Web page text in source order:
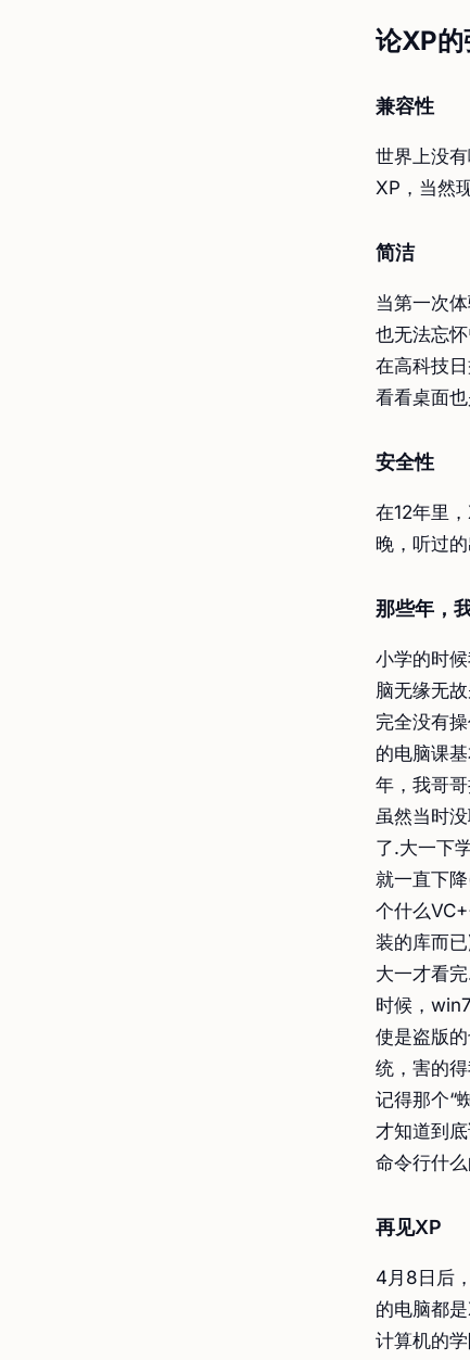
论XP的
兼容性
世界上没
XP，当然
简洁
当第一次
也无法忘
在高科技
看看桌面
安全性
在12年里
晚，听过
那些年，
小学的时
脑无缘无
完全没有
的电脑课
年，我哥
虽然当时
了.大一下
就一直下
个什么
装的库而
大一才看
时候，
使是盗版
统，害的
记得那个“
才知道到
命令行什
再见XP
4月8日后
的电脑都
计算机的